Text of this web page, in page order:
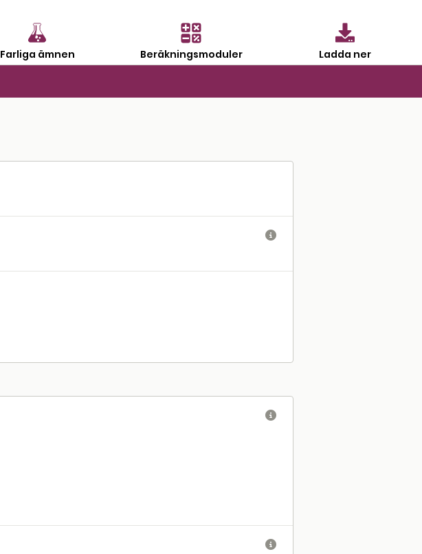
Farliga ämnen Beräkningsmoduler Ladda ner


